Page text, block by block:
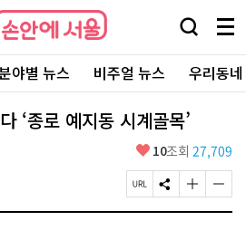
검
창
열
기
메
뉴
전
체
보
야별 뉴스 비주얼 뉴스 우리동
‘종로 예지동 시계골목’
좋
요
10조회 27,709
페
이
S
N
글
자
글
자